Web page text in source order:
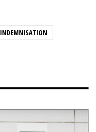
INDEMNISATION